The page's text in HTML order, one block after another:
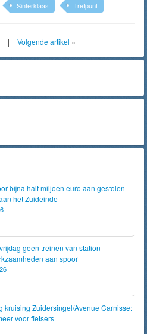
Sinterklaas Trefpunt
| Volgende artikel »
bijna half miljoen euro aan gestolen
het Zuideinde
geen treinen van station
aan spoor
kruising Zuidersingel/Avenue Carnisse:
voor fietsers